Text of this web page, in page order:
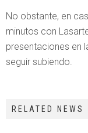
No obstante, en
minutos con
presentaciones en
seguir subiendo.
RELATED NEWS